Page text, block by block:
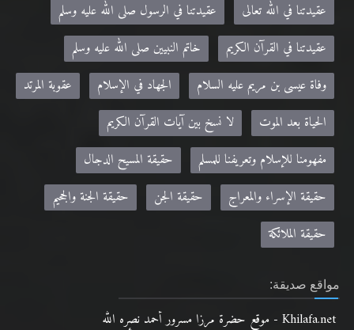
عقيدتنا في الله تعالى
عقيدتنا في الرسول صلى الله عليه وسلم
عقيدتنا في القرآن الكريم
خاتم النبيين صلى الله عليه وسلم
وفاة عيسى بن مريم عليه السلام
الجهاد في الإسلام
عقوبة المرتد
الحياة بعد الموت
لا نسخ بين آيات القرآن الكريم
مفهومنا للإسلام وتعريفنا للمسلم
حقيقة المسيح الدجال
حقيقة الإسراء والمعراج
حقيقة الجن
حقيقة الجنة والجحيم
حقيقة الملائكة
مواقع صديقة:
Khilafa.net - موقع حضرة مرزا مسرور أحمد نصره الله